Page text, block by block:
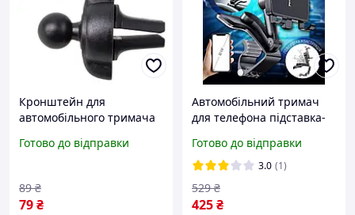
Кронштейн для
автомобільного тримача
Чорний
Готово до відправки
79₴
89 ₴
Автомобільний тримач
для телефона підставка-
козирок приладової
панелі Yesido C101
Готово до відправки
3.0 (1)
425₴
529 ₴